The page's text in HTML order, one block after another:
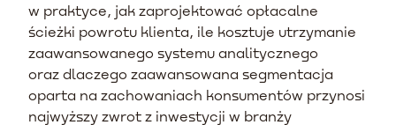
w praktyce, jak zaprojektować opłacalne
ścieżki powrotu klienta, ile kosztuje utrzymanie
zaawansowanego systemu analitycznego
oraz dlaczego zaawansowana segmentacja
oparta na zachowaniach konsumentów przynosi
najwyższy zwrot z inwestycji w branży